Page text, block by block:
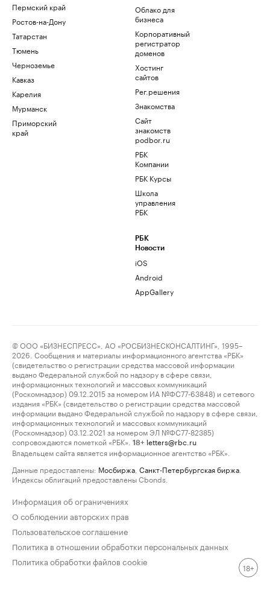
Пермский край
Ростов-на-Дону
Татарстан
Тюмень
Черноземье
Кавказ
Карелия
Мурманск
Приморский
край
Облако для
бизнеса
Корпоративный
регистратор
доменов
Хостинг
сайтов
Рег.решения
Знакомства
Сайт
знакомств
podbor.ru
РБК
Компании
РБК Курсы
Школа
управления
РБК
РБК
Новости
iOS
Android
AppGallery
© ООО «БИЗНЕСПРЕСС», АО «РОСБИЗНЕСКОНСАЛТИНГ», 1995–
2026. Сообщения и материалы информационного агентства «РБК»
(свидетельство о регистрации средства массовой информации
выдано Федеральной службой по надзору в сфере связи,
информационных технологий и массовых коммуникаций
(Роскомнадзор) 09.12.2015 за номером ИА №ФС77-63848) и сетевого
издания «РБК» (свидетельство о регистрации средства массовой
информации выдано Федеральной службой по надзору в сфере связи,
информационных технологий и массовых коммуникаций
(Роскомнадзор) 03.12.2021 за номером ЭЛ №ФС77-82385)
сопровождаются пометкой «РБК».
18+ letters@rbc.ru
Владельцем сайта является информационное агентство «РБК».
Данные предоставлены: Мосбиржа Санкт-Петербургская биржа
Индексы облигаций предоставлены Cbonds.
Информация об ограничениях
О соблюдении авторских прав
Пользовательское соглашение
Политика в отношении обработки персональных данных
Политика обработки файлов cookie
18+